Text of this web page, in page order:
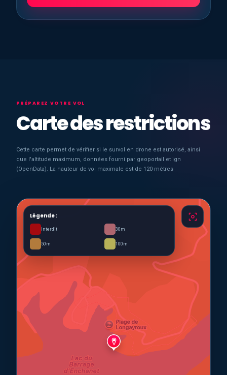
PRÉPAREZ VOTRE VOL
Carte des restrictions
Cette carte permet de vérifier si le survol en drone est autorisé, ainsi
que l'altitude maximum, données fourni par geoportail et ign
(OpenData). La hauteur de vol maximale est de 120 mètres
Légende :
Interdit 30m
50m 100m